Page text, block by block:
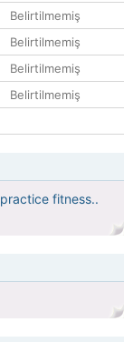
Belirtilmemiş
Belirtilmemiş
Belirtilmemiş
Belirtilmemiş
fitness..